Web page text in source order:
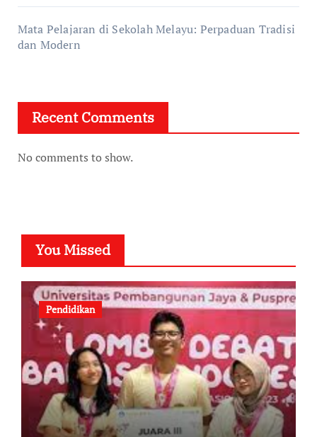
Mata Pelajaran di Sekolah Melayu: Perpaduan Tradisi
dan Modern
Recent Comments
No comments to show.
You Missed
Pendidikan